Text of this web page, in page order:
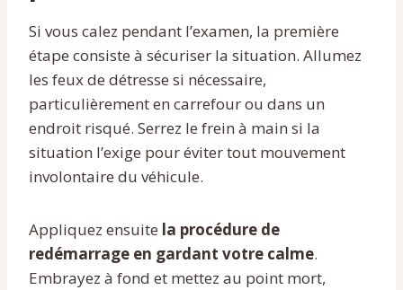
Si vous calez pendant l’examen, la première
étape consiste à sécuriser la situation. Allumez
les feux de détresse si nécessaire,
particulièrement en carrefour ou dans un
endroit risqué. Serrez le frein à main si la
situation l’exige pour éviter tout mouvement
involontaire du véhicule.
Appliquez ensuite la procédure de
redémarrage en gardant votre calme.
Embrayez à fond et mettez au point mort,